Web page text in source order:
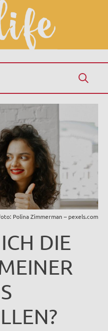
DIE
Polina Zimmerman – pexels.com